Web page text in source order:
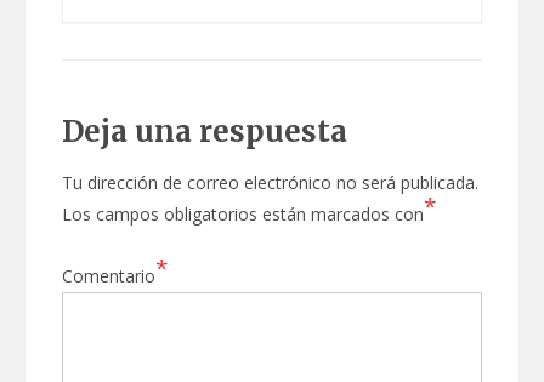
Deja una respuesta
Tu dirección de correo electrónico no será publicada.
Los campos obligatorios están marcados con*
Comentario*